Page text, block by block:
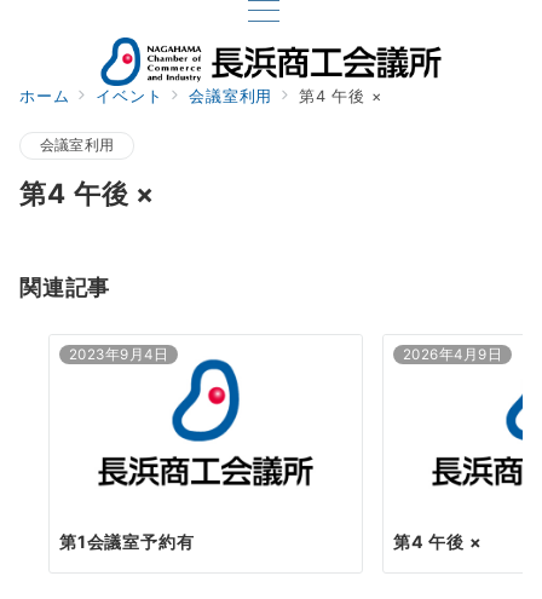
ホーム イベント 会議室利用 第4 午後 ×
会議室利用
第4 午後 ×
関連記事
2023年9月4日
第1会議室予約有
2026年4月9日
第4 午後 ×